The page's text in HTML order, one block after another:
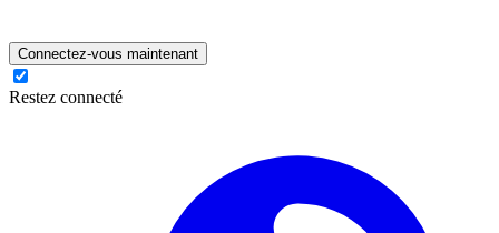
Connectez-vous maintenant
Restez connecté